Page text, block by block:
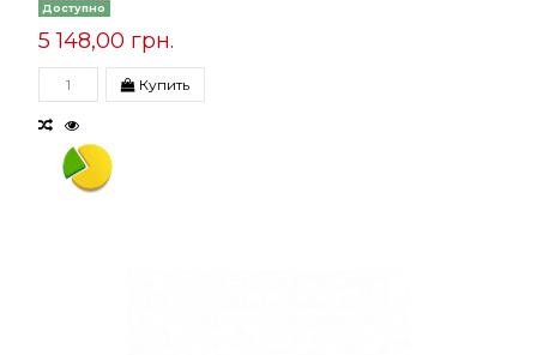
Доступно
5 148,00 грн.
Купить